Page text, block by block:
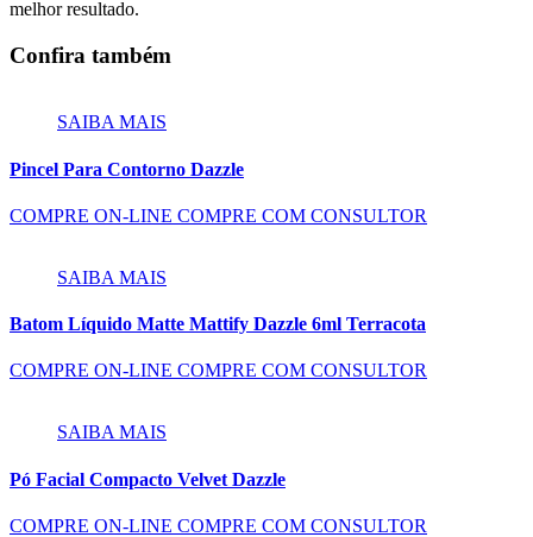
melhor resultado.
Confira também
SAIBA MAIS
Pincel Para Contorno Dazzle
COMPRE ON-LINE COMPRE COM CONSULTOR
SAIBA MAIS
Batom Líquido Matte Mattify Dazzle 6ml Terracota
COMPRE ON-LINE COMPRE COM CONSULTOR
SAIBA MAIS
Pó Facial Compacto Velvet Dazzle
COMPRE ON-LINE COMPRE COM CONSULTOR